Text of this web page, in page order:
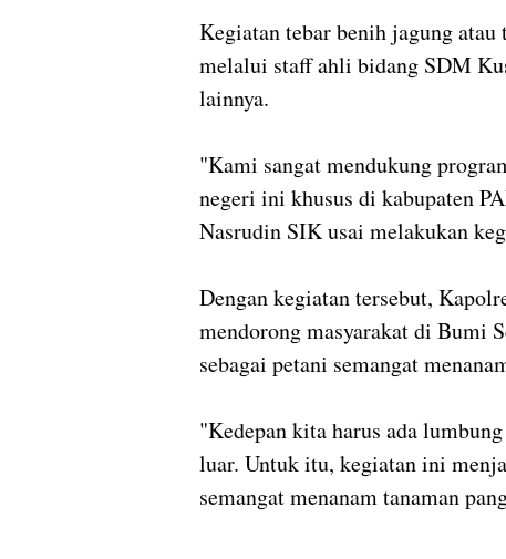
Kegiatan tebar benih jagung
melalui staff ahli bidang SDM
lainnya.
"Kami sangat mendukung
negeri ini khusus di kabupaten
Nasrudin SIK usai melakukan
Dengan kegiatan tersebut,
mendorong masyarakat di Bumi
sebagai petani semangat
"Kedepan kita harus ada
luar. Untuk itu, kegiatan ini
semangat menanam tanaman